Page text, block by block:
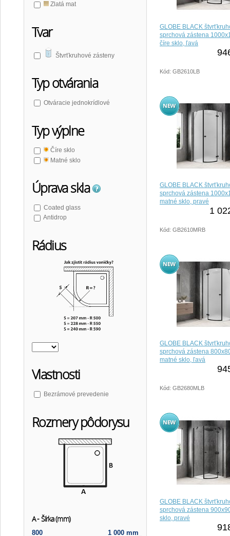
Zlatá mat
Tvar
Štvrťkruhové zásteny
Typ otvárania
Otváracie jednokrídlové
Typ výplne
Číre sklo
Matné sklo
Úprava skla
Coated glass
Antidrop
Rádius
Vlastnosti
Bezrámové prevedenie
Rozmery pôdorysu
A - Šírka (mm)
800 1 000 mm
GLOBE BLACK
sprchová zástena
číre sklo, ľavá
Kód: GB2610LB
GLOBE BLACK
sprchová zástena
matné sklo, pravé
1
Kód: GB2610MRB
GLOBE BLACK
sprchová zástena
matné sklo, ľavá
Kód: GB2680MLB
GLOBE BLACK
sprchová zástena
sklo, pravé